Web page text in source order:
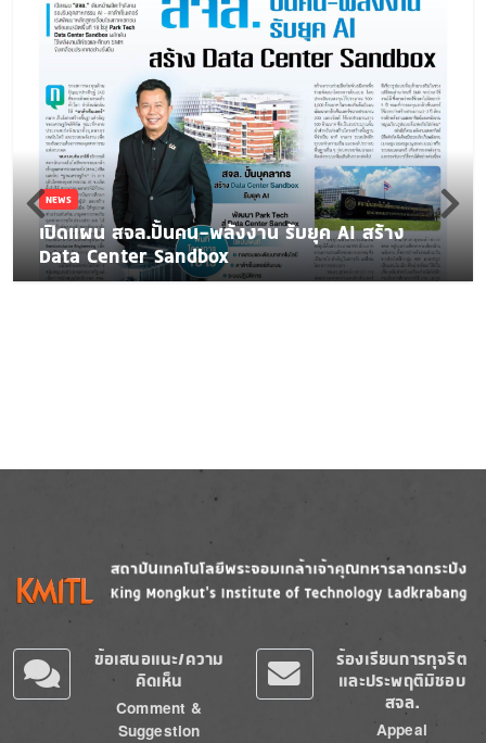
NEWS
เปิดแผน สจล.ปั้นคน-พลังงาน รับยุค AI สร้าง
Data Center Sandbox
Image
ข้อเสนอแนะ/ความ
คิดเห็น
Comment &
Suggestion
ร้องเรียนการทุจริต
และประพฤติมิชอบ
สจล.
Appeal